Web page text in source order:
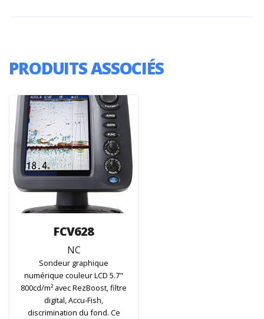
PRODUITS ASSOCIÉS
FCV628
NC
Sondeur graphique
numérique couleur LCD 5.7"
800cd/m² avec RezBoost, filtre
digital, Accu-Fish,
discrimination du fond. Ce